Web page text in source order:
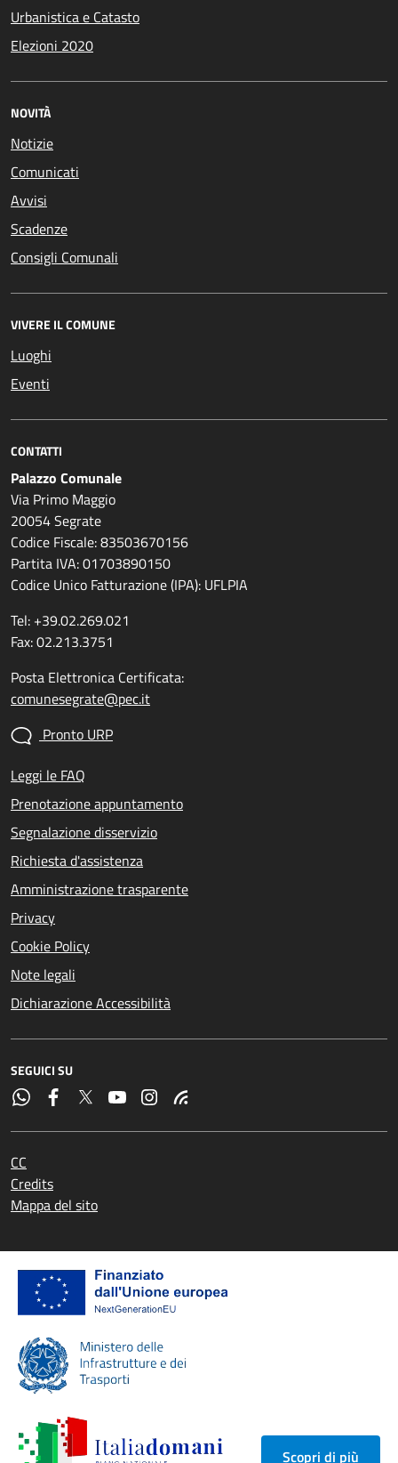
Urbanistica e Catasto
Elezioni 2020
NOVITÀ
Notizie
Comunicati
Avvisi
Scadenze
Consigli Comunali
VIVERE IL COMUNE
Luoghi
Eventi
CONTATTI
Palazzo Comunale
Via Primo Maggio
20054 Segrate
Codice Fiscale: 83503670156
Partita IVA: 01703890150
Codice Unico Fatturazione (IPA): UFLPIA
Tel: +39.02.269.021
Fax: 02.213.3751
Posta Elettronica Certificata:
comunesegrate@pec.it
Pronto URP
Leggi le FAQ
Prenotazione appuntamento
Segnalazione disservizio
Richiesta d'assistenza
Amministrazione trasparente
Privacy
Cookie Policy
Note legali
Dichiarazione Accessibilità
SEGUICI SU
CC
Credits
Mappa del sito
Scopri di più